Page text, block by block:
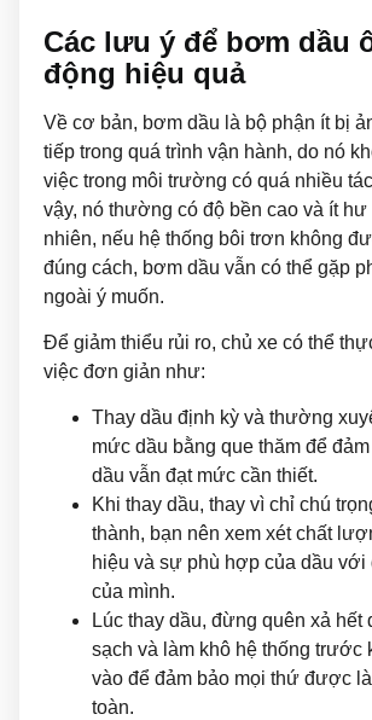
Các lưu ý để bơm dầu
động hiệu quả
Về cơ bản, bơm dầu là bộ phận ít bị
tiếp trong quá trình vận hành, do nó
việc trong môi trường có quá nhiều
vậy, nó thường có độ bền cao và ít hư
nhiên, nếu hệ thống bôi trơn không
đúng cách, bơm dầu vẫn có thể gặp
ngoài ý muốn.
Để giảm thiểu rủi ro, chủ xe có thể
việc đơn giản như:
Thay dầu định kỳ và thường
mức dầu bằng que thăm để
dầu vẫn đạt mức cần thiết.
Khi thay dầu, thay vì chỉ chú
thành, bạn nên xem xét chất
hiệu và sự phù hợp của dầu với
của mình.
Lúc thay dầu, đừng quên xả hết
sạch và làm khô hệ thống trước
vào để đảm bảo mọi thứ được
toàn.